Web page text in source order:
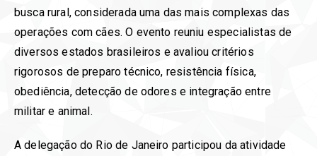
busca rural, considerada uma das mais complexas das
operações com cães. O evento reuniu especialistas de
diversos estados brasileiros e avaliou critérios
rigorosos de preparo técnico, resistência física,
obediência, detecção de odores e integração entre
militar e animal.
A delegação do Rio de Janeiro participou da atividade